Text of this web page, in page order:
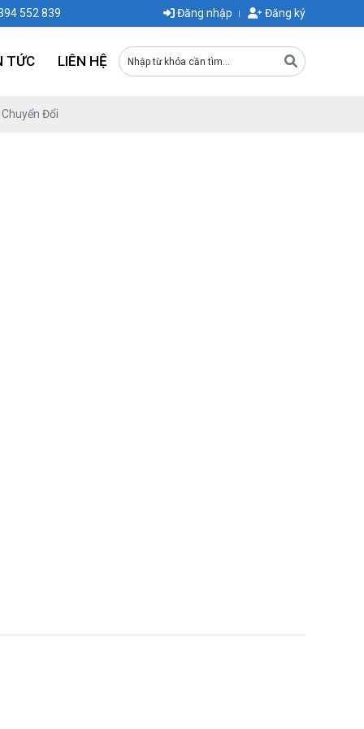
552 839 Đăng nhập Đăng ký
TỨC LIÊN HỆ
Đổi